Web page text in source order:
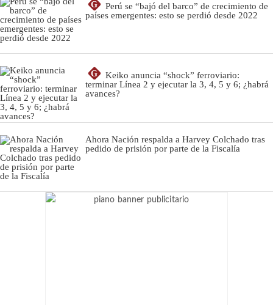
G
Perú se “bajó del barco” de crecimiento de
países emergentes: esto se perdió desde 2022
G
Keiko anuncia “shock” ferroviario:
terminar Línea 2 y ejecutar la 3, 4, 5 y 6; ¿habrá
avances?
Ahora Nación respalda a Harvey Colchado tras
pedido de prisión por parte de la Fiscalía